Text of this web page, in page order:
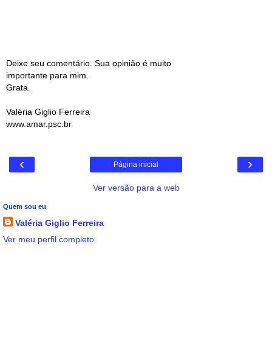
Deixe seu comentário. Sua opinião é muito
importante para mim.
Grata.
Valéria Giglio Ferreira
www.amar.psc.br
‹ ›
Página inicial
Ver versão para a web
Quem sou eu
Valéria Giglio Ferreira
Ver meu perfil completo